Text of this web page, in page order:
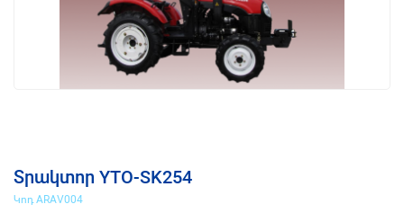
Տրակտոր YTO-SK254
Կոդ ARAV004